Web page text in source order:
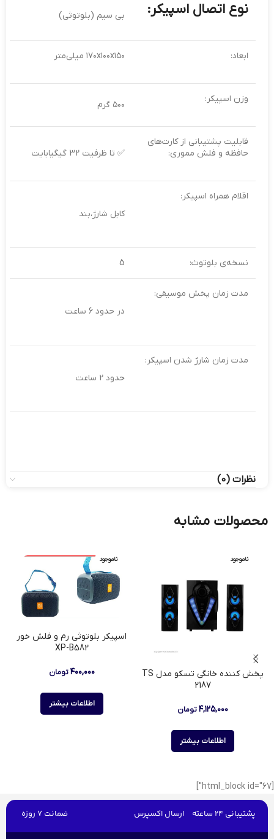
نوع اتصال اسپیکر: بی سیم (بلوتوثی)
ابعاد: ۱۷۰x۱۰۰x۱۵۰ میلی‌متر
وزن اسپیکر:
۵۰۰ گرم
قابلیت پشتیبانی از کارت‌های
حافظه و فلش مموری:
✅ تا ظرفیت 32 گیگیابایت
اقلام همراه اسپیکر:
کابل شارژ،بند
نسخه‌ی بلوتوث: 5
مدت زمان پخش موسیقی:
در حدود 6 ساعت
مدت زمان شارژ شدن اسپیکر:
حدود 2 ساعت
نظرات (0)
محصولات مشابه
ناموجود
پخش کننده خانگی تسکو مدل TS
2187
۴,۱۲۵,۰۰۰ تومان
اطلاعات بیشتر
ناموجود
اسپیکر بلوتوثی رم و فلش خور
XP-B582
۴۰۰,۰۰۰ تومان
اطلاعات بیشتر
[html_block id="67"]
پشتیبانی 24 ساعته ارسال اکسپرس ضمانت 7 روزه